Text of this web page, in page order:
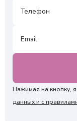
Нажимая на кнопку,
данных и с